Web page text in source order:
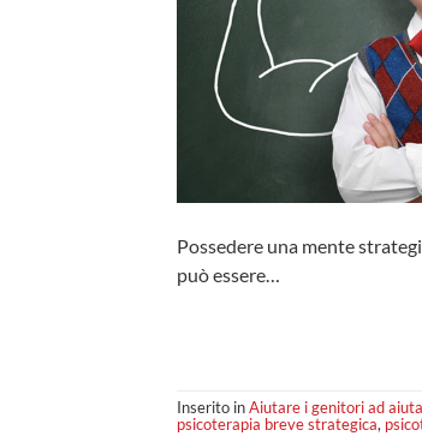
Possedere una mente
può essere…
Inserito inAiutare i genitori ad
psicoterapia breve strategica,